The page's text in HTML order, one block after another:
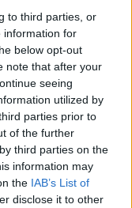
to third parties, or
information for
below opt-out
note that after your
seeing
utilized by
parties prior to
of the further
third parties on the
information may
the IAB’s List of
disclose it to other
program
együttes
templomban.
a
várja.
Színházban